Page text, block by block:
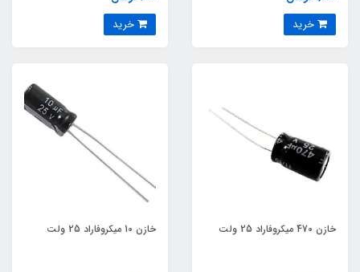
خازن 470 میکروفاراد 25 ولت خازن 10 میکروفاراد 25 ولت